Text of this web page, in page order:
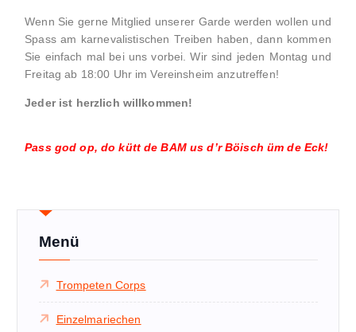
Wenn Sie gerne Mitglied unserer Garde werden wollen und
Spass am karnevalistischen Treiben haben, dann kommen
Sie einfach mal bei uns vorbei. Wir sind jeden Montag und
Freitag ab 18:00 Uhr im Vereinsheim anzutreffen!
Jeder ist herzlich willkommen!
Pass god op, do kütt de BAM us d’r Böisch üm de Eck!
Menü
Trompeten Corps
Einzelmariechen